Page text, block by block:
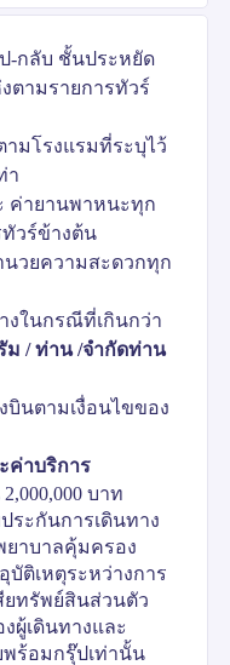
-กลับ ชั้นประหยัด
ามรายการทัวร์
มโรงแรมที่ระบุไว้
า
ค่ายานพาหนะทุก
วร์ข้างต้น
นวยความสะดวกทุก
งในกรณีที่เกินกว่า
ม / ท่าน /จำกัดท่าน
บินตามเงื่อนไขของ
ค่าบริการ
บาท
ระกันการเดินทาง
ยาบาลคุ้มครอง
บัติเหตุระหว่างการ
ยทรัพย์สินส่วนตัว
ผู้เดินทางและ
พร้อมกรุ๊ปเท่านั้น